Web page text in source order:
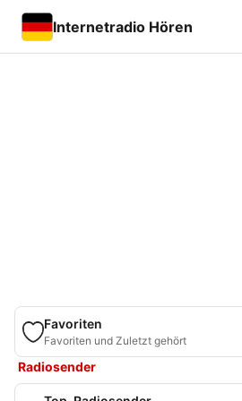
Internetradio Hören
Favoriten
Favoriten und Zuletzt gehört
Radiosender